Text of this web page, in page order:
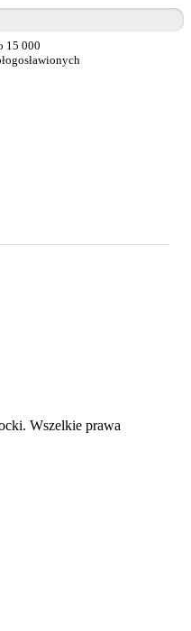
15 000
Wszelkie prawa